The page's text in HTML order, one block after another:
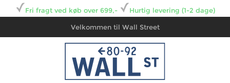
Fri fragt ved køb over 699,- Hurtig levering (1-2 dage)
Velkommen til Wall Street